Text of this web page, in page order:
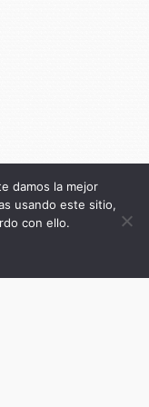
damos la mejor
usando este sitio,
con ello.